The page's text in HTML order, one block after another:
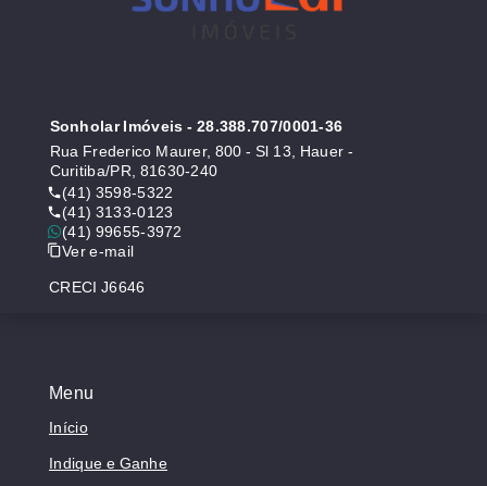
Menu
Início
Indique e Ganhe
Sonholar Imóveis - 28.388.707/0001-36
Rua Frederico Maurer, 800 - Sl 13, Hauer -
Curitiba/PR, 81630-240
(41) 3598-5322
(41) 3133-0123
(41) 99655-3972
Ver e-mail
CRECI J6646